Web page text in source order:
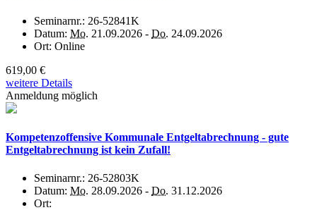
Seminarnr.: 26-52841K
Datum: Mo. 21.09.2026 - Do. 24.09.2026
Ort: Online
619,00 €
weitere Details
Anmeldung möglich
Kompetenzoffensive Kommunale Entgeltabrechnung - gute
Entgeltabrechnung ist kein Zufall!
Seminarnr.: 26-52803K
Datum: Mo. 28.09.2026 - Do. 31.12.2026
Ort: